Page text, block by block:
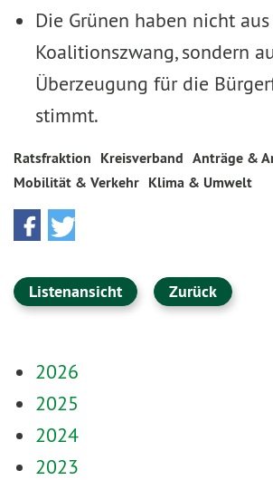
Die Grünen haben nicht aus
Koalitionszwang, sondern
Überzeugung für die
stimmt.
Ratsfraktion Kreisverband Anträge &
Mobilität & Verkehr Klima & Umwelt
Listenansicht Zurück
2026
2025
2024
2023